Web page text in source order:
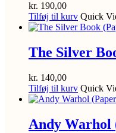
kr. 190,00
Tilføj til kurv Quick
The Silver
kr. 140,00
Tilføj til kurv Quick
Andy Warhol